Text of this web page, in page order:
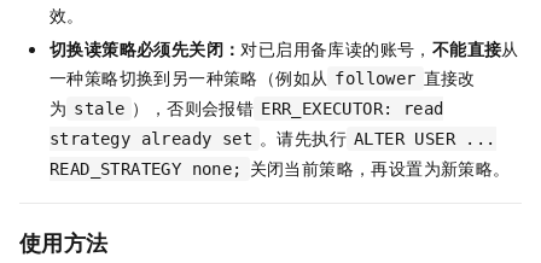
效。
切换读策略必须先关闭： 对已启用备库读的账号， 不能直接从
一种策略切换到另一种策略（例如从 follower 直接改
为 stale ），否则会报错 ERR_EXECUTOR: read
strategy already set 。请先执行 ALTER USER ...
READ_STRATEGY none;
关闭当前策略，再设置为新策略。
使用方法